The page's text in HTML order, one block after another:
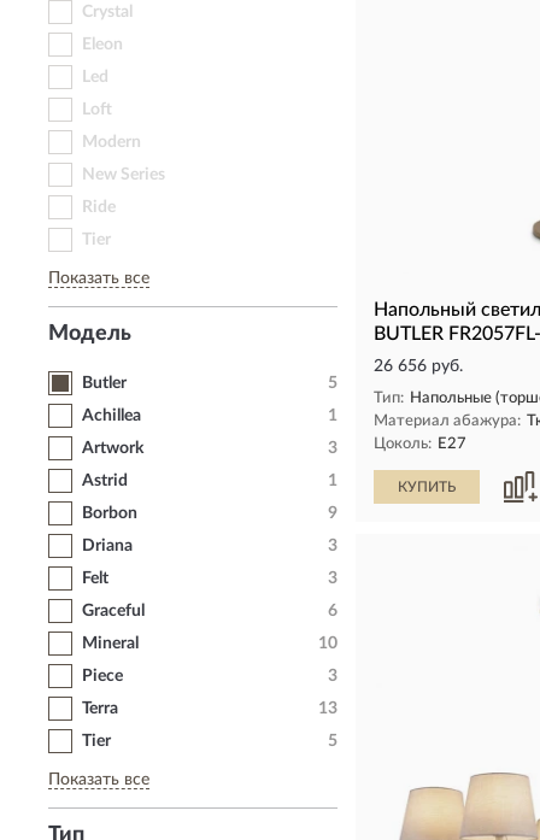
Crystal
Eleon
Led
Loft
Modern
New Series
Ride
Tier
Показать все
Модель
Butler
5
Achillea
1
Artwork
3
Astrid
1
Borbon
9
Driana
3
Felt
3
Graceful
6
Mineral
10
Piece
3
Terra
13
Tier
5
Показать все
Тип
Напольный
BUTLER
26 656 руб.
Тип: Напольные
Материал абажура:
Цоколь: E27
КУПИТЬ